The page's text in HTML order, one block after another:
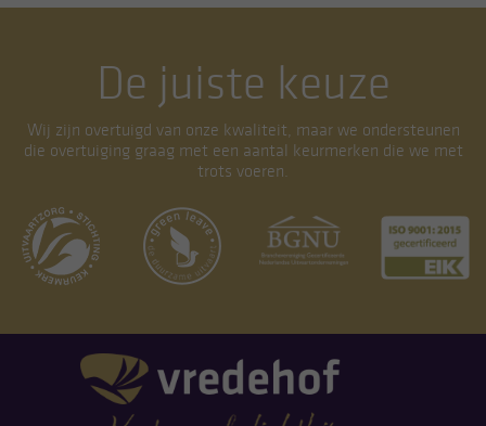
De juiste keuze
Wij zijn overtuigd van onze kwaliteit, maar we ondersteunen
die overtuiging graag met een aantal keurmerken die we met
trots voeren.